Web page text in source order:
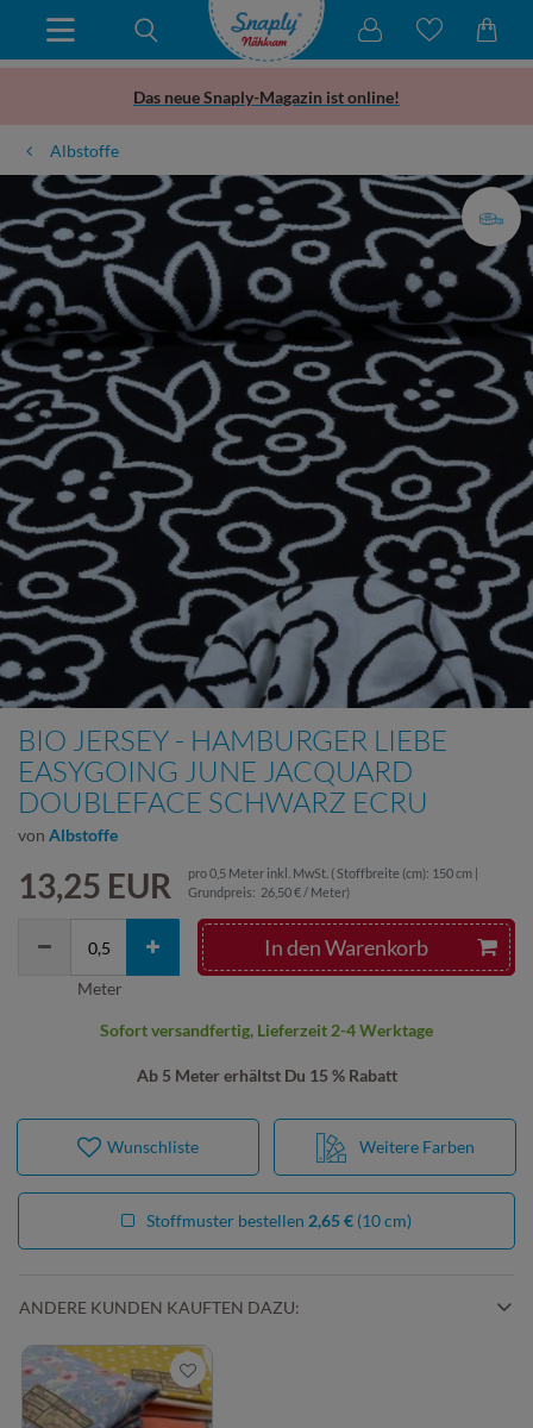
Das neue Snaply-Magazin ist online!
Albstoffe
BIO JERSEY - HAMBURGER LIEBE
EASYGOING JUNE JACQUARD
DOUBLEFACE SCHWARZ ECRU
von Albstoffe
13,25 EUR pro0,5 Meter inkl. MwSt. ( Stoffbreite (cm): 150 cm |
Grundpreis: 26,50 € / Meter)
Ab 5 Meter erhältst Du 15 % Rabatt
In den Warenkorb
Meter
Sofort versandfertig, Lieferzeit 2-4 Werktage
Weitere Farben
Wunschliste
Stoffmuster bestellen 2,65 € (10 cm)
ANDERE KUNDEN KAUFTEN DAZU: